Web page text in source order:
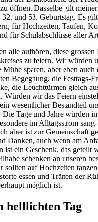
öffnen. Dasselbe gilt
32. und 53. Geburtstag. Es
für Hochzeiten, Taufen,
für Schulabschlüsse aller
alle aufhören, diese grossen
zu feiern. Wir würden
sparen, aber eben auch
Begegnung, die Festtags-
die Leuchttürmen gleich
Würden wir das Feiern
wesentlicher Bestandteil
Tage und Jahre würden
im Alltagsstrom
aber ist zur Gemeinschaft
Danken, auch wenn am
ist ein Geschenk, das geteilt
schenken an unseren
sollten auf Hochzeiten
essen und Tränen der
möglich ist.
helllichten Tag